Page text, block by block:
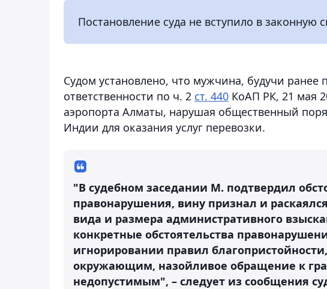
Постановление суда не вступило в законную
Судом установлено, что мужчина, будучи
ответственности по ч. 2 ст. 440 КоАП РК, 21 мая
аэропорта Алматы, нарушая общественный
Индии для оказания услуг перевозки.
"В судебном заседании М. подтвердил
правонарушения, вину признал и
вида и размера административного
конкретные обстоятельства
игнорировании правил
окружающим, назойливое обращение к
недопустимым", – следует из сообщения